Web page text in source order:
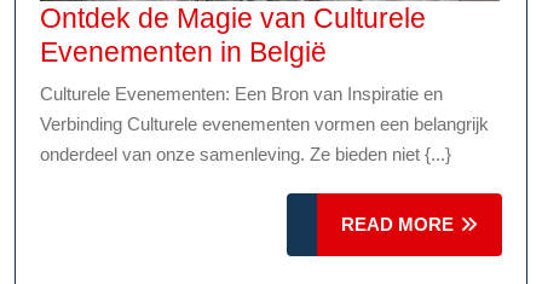
Ontdek de Magie van Culturele
Evenementen in België
de
Magie
van
Culturele
Evenementen
in
Culturele Evenementen: Een Bron van Inspiratie en
Verbinding Culturele evenementen vormen een belangrijk
onderdeel van onze samenleving. Ze bieden niet {...}
READ MORE
MORE